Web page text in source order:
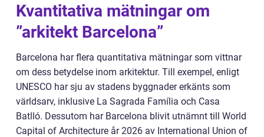
Kvantitativa mätningar om
”arkitekt Barcelona”
Barcelona har flera quantitativa mätningar som vittnar
om dess betydelse inom arkitektur. Till exempel, enligt
UNESCO har sju av stadens byggnader erkänts som
världsarv, inklusive La Sagrada Família och Casa
Batlló. Dessutom har Barcelona blivit utnämnt till World
Capital of Architecture år 2026 av International Union of